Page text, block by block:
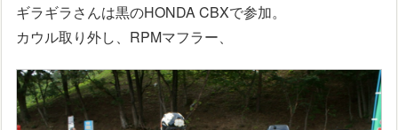
ギラギラさんは黒のHONDA CBXで参加。
カウル取り外し、RPMマフラー、